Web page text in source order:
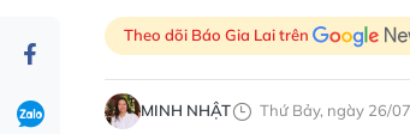
Theo dõi Báo Gia Lai trên
MINH NHẬT Thứ Bảy, ngày 26/